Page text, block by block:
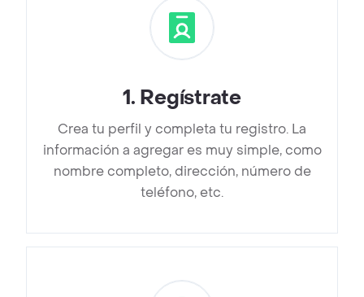
1. Regístrate
Crea tu perfil y completa tu registro. La
información a agregar es muy simple, como
nombre completo, dirección, número de
teléfono, etc.